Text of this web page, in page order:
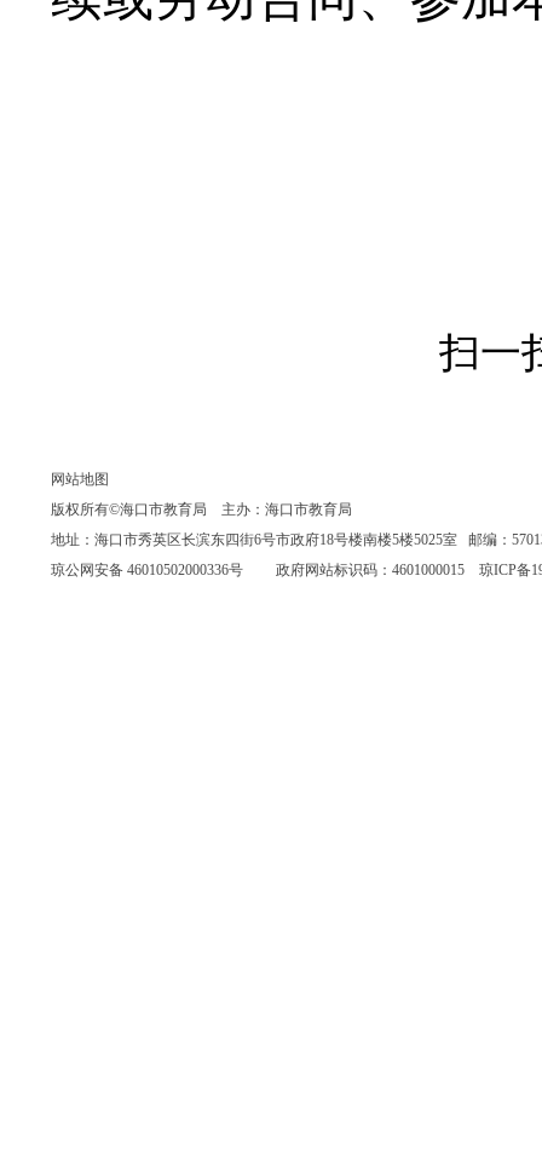
扫一
网站地图
版权所有©海口市教育局 主办：海口市教育局
地址：海口市秀英区长滨东四街6号市政府18号楼南楼5楼5025室 邮编：
琼公网安备 46010502000336号 政府网站标识码：4601000015 琼ICP备